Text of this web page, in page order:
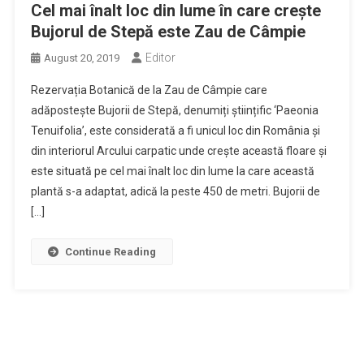
Cel mai înalt loc din lume în care crește
Bujorul de Stepă este Zau de Câmpie
August 20, 2019 Editor
Rezervația Botanică de la Zau de Câmpie care
adăpostește Bujorii de Stepă, denumiți științific ‘Paeonia
Tenuifolia’, este considerată a fi unicul loc din România și
din interiorul Arcului carpatic unde crește această floare și
este situată pe cel mai înalt loc din lume la care această
plantă s-a adaptat, adică la peste 450 de metri. Bujorii de
[…]
Continue Reading